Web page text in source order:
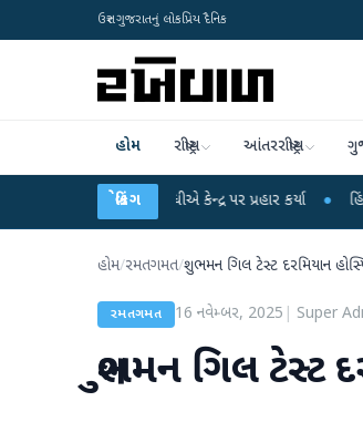
ઉત્તર ગુજરાતનું લોકપ્રિય દૈનિક
હોમ રાષ્ટ્રીય આંતરરાષ્ટ્રીય
બ્રેકિંગ
રાહુલ ગાંધીએ કેન્દ્ર પર પ્રહાર કર્યા ● હિંમતનગરમાં
હોમ/રમતગમત/શુભમન ગિલ ટેસ્ટ દરમિયાન
રમતગમત 16 નવેમ્બર, 2025 Super
શુભમન ગિલ ટેસ્ટ